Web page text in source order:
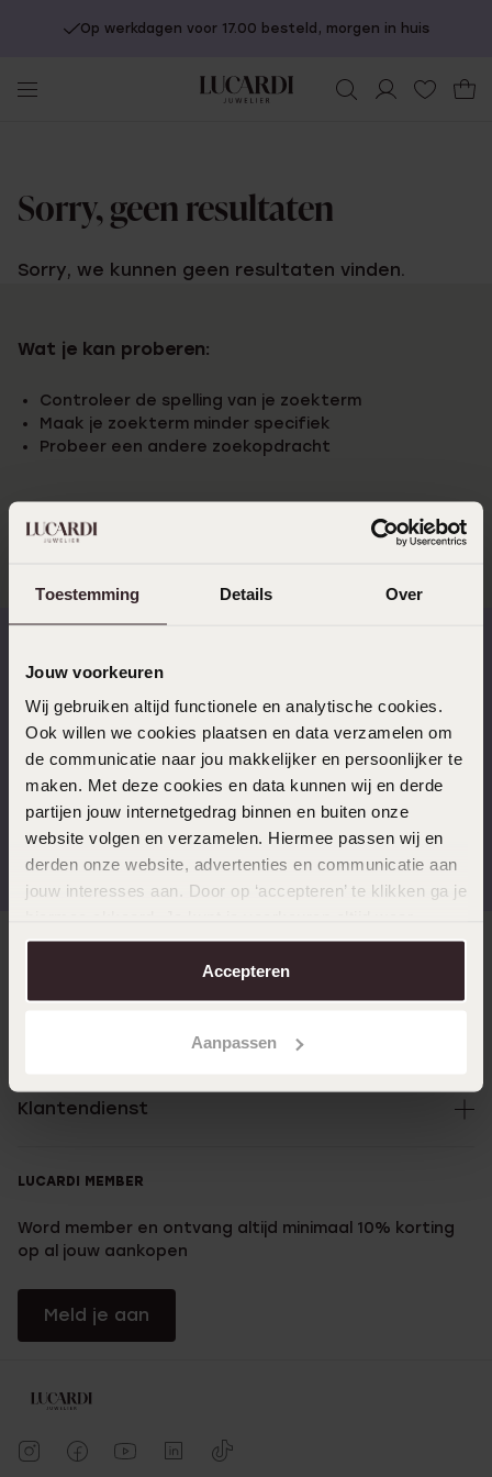
Toestemming Details Over
Jouw voorkeuren
Wij gebruiken altijd functionele en analytische cookies.
Ook willen we cookies plaatsen en data verzamelen om
de communicatie naar jou makkelijker en persoonlijker te
maken. Met deze cookies en data kunnen wij en derde
partijen jouw internetgedrag binnen en buiten onze
website volgen en verzamelen. Hiermee passen wij en
derden onze website, advertenties en communicatie aan
jouw interesses aan. Door op ‘accepteren’ te klikken ga je
aanpassen. Lees er meer over in onscookiebeleid.
Accepteren
Aanpassen
Op werkdagen voor 17.00 besteld, morgen in huis
Sorry, geen resultaten
Sorry, we kunnen geen resultaten vinden.
Wat je kan proberen:
Controleer de spelling van je zoekterm
Maak je zoekterm minder specifiek
Probeer een andere zoekopdracht
Probeer een andere zoekopdracht
besteld, morgen in huis
retourneren
Gratis verzending vanaf
€49
4,59 uit 5 (55.000+
reviews)
Klantendienst
LUCARDI MEMBER
Word member en ontvang altijd minimaal 10% korting
op al jouw aankopen
Meld je aan